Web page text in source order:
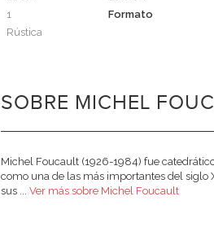
1
Formato
Rústica
SOBRE MICHEL
Michel Foucault (1926-1984) fue
como una de las más importantes del siglo
sus ... Ver más sobre Michel Foucault